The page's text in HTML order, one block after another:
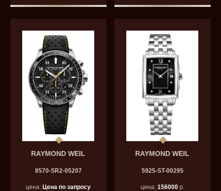
RAYMOND WEIL
8570-SR2-05207
цена:Цена по запросу
RAYMOND WEIL
5925-ST-00295
цена: 156000р.